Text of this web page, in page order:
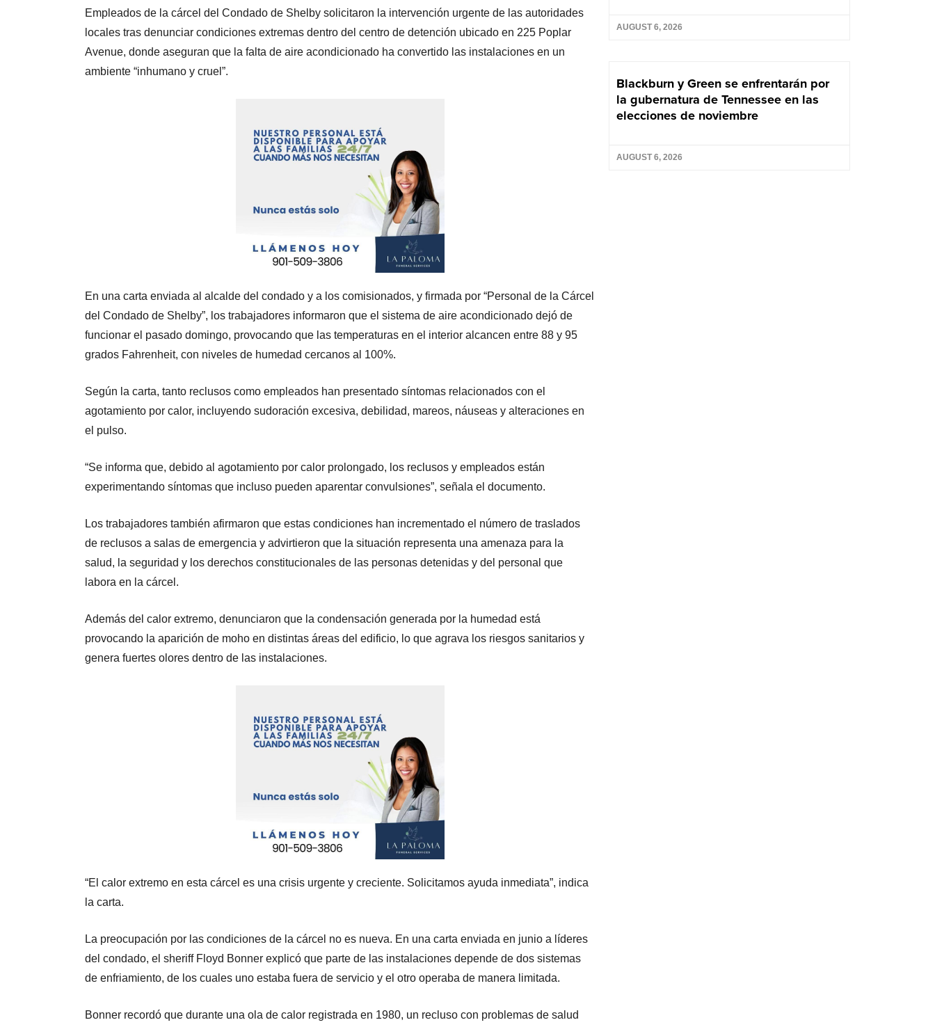
AUGUST 6, 2026
Blackburn y Green se enfrentarán por
la gubernatura de Tennessee en las
elecciones de noviembre
AUGUST 6, 2026
Empleados de la cárcel del Condado de Shelby solicitaron la intervención urgente de las autoridades
locales tras denunciar condiciones extremas dentro del centro de detención ubicado en 225 Poplar
Avenue, donde aseguran que la falta de aire acondicionado ha convertido las instalaciones en un
ambiente “inhumano y cruel”.
En una carta enviada al alcalde del condado y a los comisionados, y firmada por “Personal de la Cárcel
del Condado de Shelby”, los trabajadores informaron que el sistema de aire acondicionado dejó de
funcionar el pasado domingo, provocando que las temperaturas en el interior alcancen entre 88 y 95
grados Fahrenheit, con niveles de humedad cercanos al 100%.
Según la carta, tanto reclusos como empleados han presentado síntomas relacionados con el
agotamiento por calor, incluyendo sudoración excesiva, debilidad, mareos, náuseas y alteraciones en
el pulso.
“Se informa que, debido al agotamiento por calor prolongado, los reclusos y empleados están
experimentando síntomas que incluso pueden aparentar convulsiones”, señala el documento.
Los trabajadores también afirmaron que estas condiciones han incrementado el número de traslados
de reclusos a salas de emergencia y advirtieron que la situación representa una amenaza para la
salud, la seguridad y los derechos constitucionales de las personas detenidas y del personal que
labora en la cárcel.
Además del calor extremo, denunciaron que la condensación generada por la humedad está
provocando la aparición de moho en distintas áreas del edificio, lo que agrava los riesgos sanitarios y
genera fuertes olores dentro de las instalaciones.
“El calor extremo en esta cárcel es una crisis urgente y creciente. Solicitamos ayuda inmediata”, indica
la carta.
La preocupación por las condiciones de la cárcel no es nueva. En una carta enviada en junio a líderes
del condado, el sheriff Floyd Bonner explicó que parte de las instalaciones depende de dos sistemas
de enfriamiento, de los cuales uno estaba fuera de servicio y el otro operaba de manera limitada.
Bonner recordó que durante una ola de calor registrada en 1980, un recluso con problemas de salud